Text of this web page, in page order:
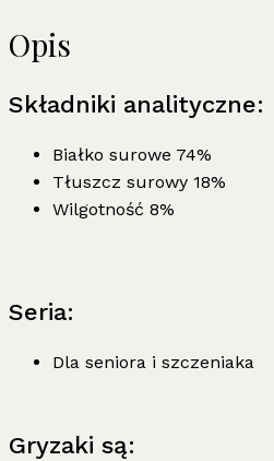
Opis
Składniki analityczne:
Białko surowe 74%
Tłuszcz surowy 18%
Wilgotność 8%
Seria:
Dla seniora i szczeniaka
Gryzaki są: